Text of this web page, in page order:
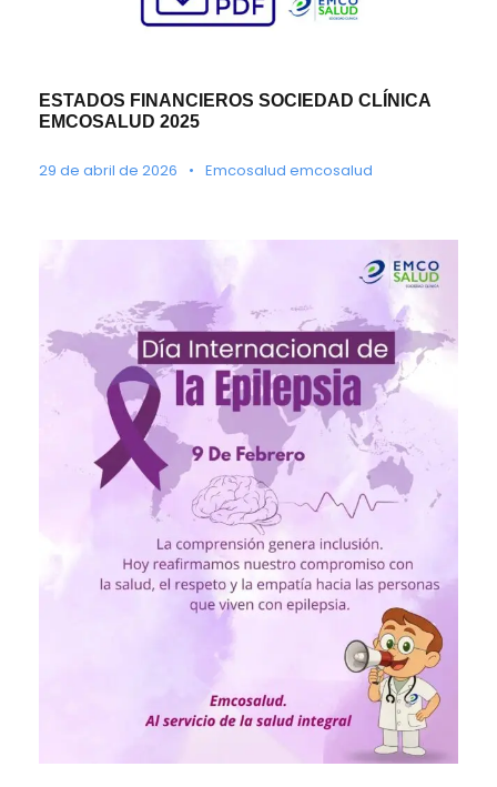
ESTADOS FINANCIEROS SOCIEDAD CLÍNICA
EMCOSALUD 2025
29 de abril de 2026 • Emcosalud emcosalud